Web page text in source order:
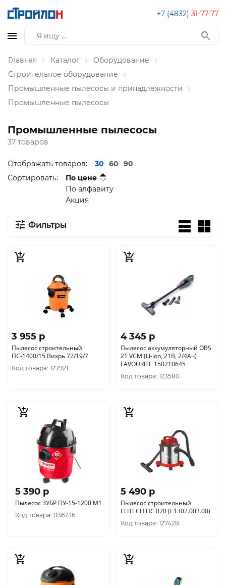
+7 (4832) 31-77-77
Главная Каталог
Оборудование
Строительное оборудование
Промышленные пылесосы и принадлежности
Промышленные пылесосы
Промышленные пылесосы
37 товаров
Отображать товаров: 30 60
90
Сортировать:
По цене
По алфавиту
Акция
Фильтры
3 955 p
Пылесос строительный
ПС-1400/15 Вихрь 72/19/7
Код товара: 127921
4 345 p
Пылесос аккумуляторный OBS
21 VCM (Li-ion, 21В, 2/4Ач)
FAVOURITE 150210645
Код товара: 123580
5 390 p
Пылесос ЗУБР ПУ-15-1200 М1
Код товара: 036736
5 490 p
Пылесос строительный
ELITECH ПС 020 (E1302.003.00)
Код товара: 127428